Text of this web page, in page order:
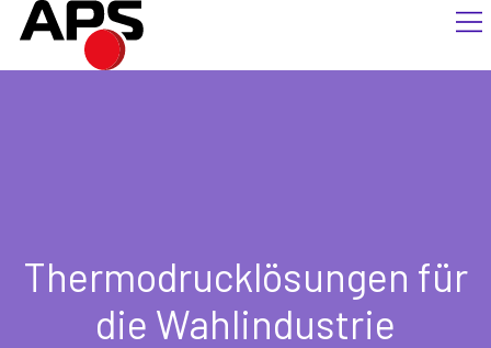
Thermodrucklösungen für
die Wahlindustrie